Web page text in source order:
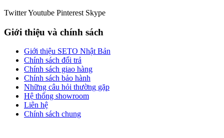
TwitterYoutube Pinterest Skype
Giới thiệu và chính sách
Giới thiệu SETO Nhật Bản
Chính sách đổi trả
Chính sách giao hàng
Chính sách bảo hành
Những câu hỏi thường gặp
Hệ thống showroom
Liên hệ
Chính sách chung